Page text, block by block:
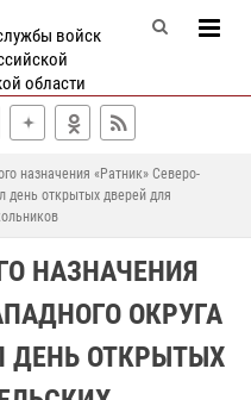
войск
области
назначения «Ратник» Северо-
день открытых дверей для
НАЗНАЧЕНИЯ
ОКРУГА
ДЕНЬ ОТКРЫТЫХ